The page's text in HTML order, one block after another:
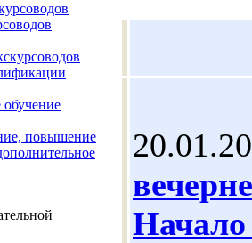
повышение
Начало